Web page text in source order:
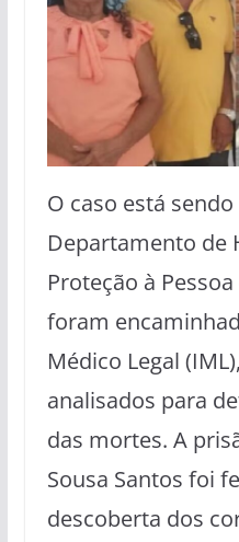
O caso está
Departamento de
Proteção à
foram
Médico Legal
analisados para
das mortes. A
Sousa Santos foi
descoberta dos